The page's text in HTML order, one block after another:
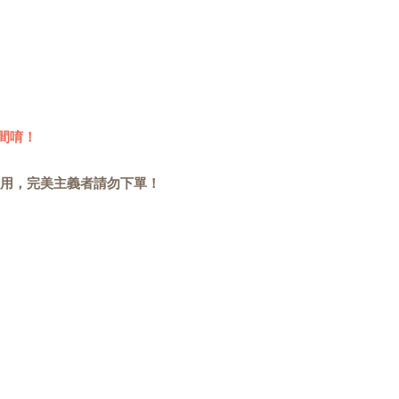
唷！
，完美主義者請勿下單！